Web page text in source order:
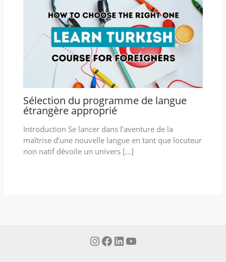
Sélection du programme de langue
étrangère approprié
Introduction Se lancer dans l’aventure de la
maîtrise d’une nouvelle langue en tant que locuteur
non natif dévoile un univers […]